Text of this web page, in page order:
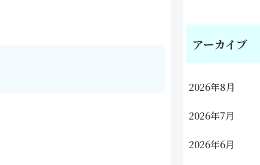
アーカイブ
2026年8月
2026年7月
2026年6月